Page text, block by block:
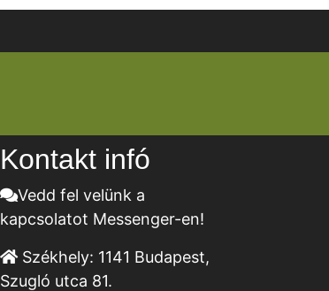
Kontakt infó
Vedd fel velünk a
kapcsolatot Messenger-en!
Székhely: 1141 Budapest,
Szugló utca 81.